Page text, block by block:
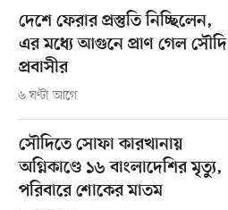
দেশে ফেরার প্রস্তুতি নিচ্ছিলেন,
এর মধ্যে আগুনে প্রাণ গেল সৌদি
প্রবাসীর
৬ ঘণ্টা আগে
সৌদিতে সোফা কারখানায়
অগ্নিকাণ্ডে ১৬ বাংলাদেশির মৃত্যু,
পরিবারে শোকের মাতম